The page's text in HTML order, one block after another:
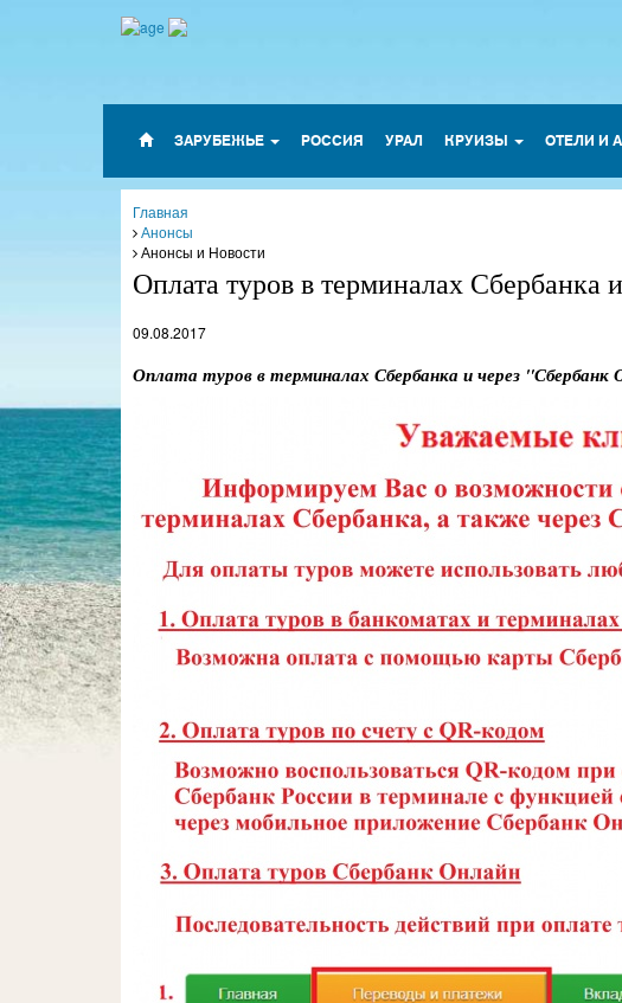
ЗАРУБЕЖЬЕ РОССИЯ УРАЛ КРУИЗЫ ОТЕЛИ И
Главная
Анонсы
Анонсы и Новости
Оплата туров в терминалах
09.08.2017
Оплата туров в терминалах Сбербанка и через "Сбербанк